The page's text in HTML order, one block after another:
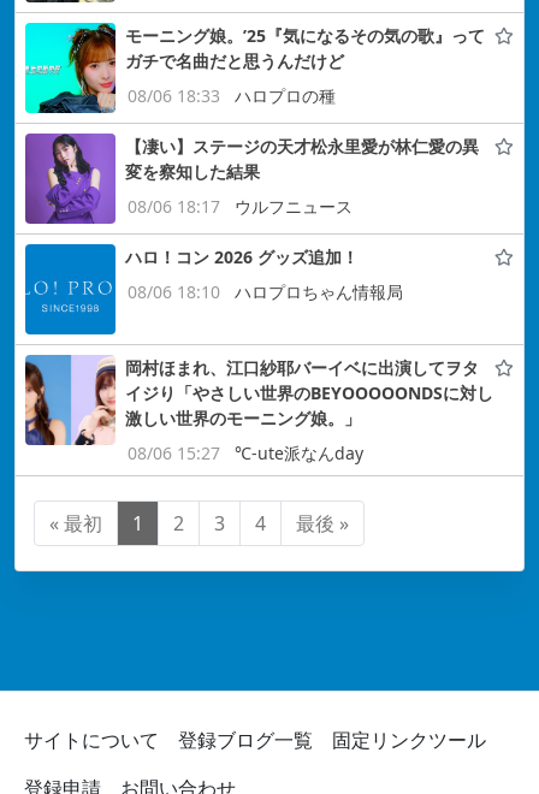
モーニング娘。’25『気になるその気の歌』って
ガチで名曲だと思うんだけど
08/06 18:33
ハロプロの種
【凄い】ステージの天才松永里愛が林仁愛の異
変を察知した結果
08/06 18:17
ウルフニュース
ハロ！コン 2026 グッズ追加！
08/06 18:10
ハロプロちゃん情報局
岡村ほまれ、江口紗耶バーイベに出演してヲタ
イジり「やさしい世界のBEYOOOOONDSに対し
激しい世界のモーニング娘。」
08/06 15:27
℃-ute派なんday
« 最初 1 2 3 4 最後 »
サイトについて 登録ブログ一覧
固定リンクツール
登録申請
お問い合わせ